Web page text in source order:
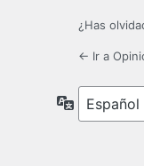
¿Has
← Ir a
Idioma